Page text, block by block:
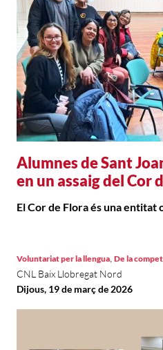
Alumnes de Sant
en un assaig del Cor
El Cor de Flora és una entitat
Voluntariat per la llengua, De la
CNL Baix Llobregat Nord
Dijous, 19 de març de 2026